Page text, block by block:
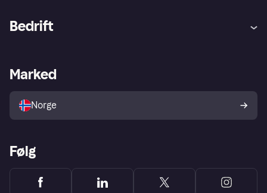
Utforsk butikker
Bedrift
Merchant portal
Marked
Norge
Følg